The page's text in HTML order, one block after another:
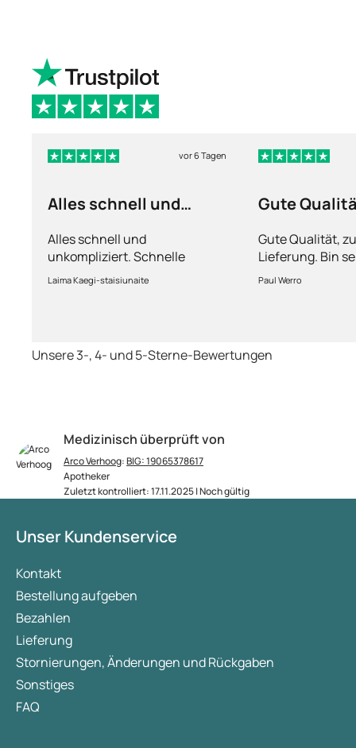
Medizinisch überprüft von
Arco Verhoog:BIG: 19065378617
Apotheker
Zuletzt kontrolliert: 17.11.2025 | Noch gültig
vor 6 Tagen
Alles schnell und
Alles schnell und
unkompliziert. Schnelle
Lieferung.
Laima Kaegi-staisiunaite
Gute
Gute Qualität,
Lieferung. Bin
Paul Werro
Unsere 3-, 4- und 5-Sterne-Bewertungen
Unser Kundenservice
Kontakt
Bestellung aufgeben
Bezahlen
Lieferung
Stornierungen, Änderungen und Rückgaben
Sonstiges
FAQ